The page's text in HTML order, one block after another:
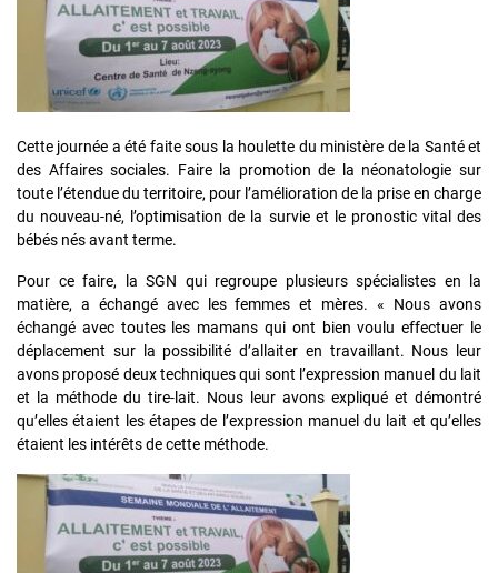
Cette journée a été faite sous la houlette du ministère de la Santé et
des Affaires sociales. Faire la promotion de la néonatologie sur
toute l’étendue du territoire, pour l’amélioration de la prise en charge
du nouveau-né, l’optimisation de la survie et le pronostic vital des
bébés nés avant terme.
Pour ce faire, la SGN qui regroupe plusieurs spécialistes en la
matière, a échangé avec les femmes et mères. « Nous avons
échangé avec toutes les mamans qui ont bien voulu effectuer le
déplacement sur la possibilité d’allaiter en travaillant. Nous leur
avons proposé deux techniques qui sont l’expression manuel du lait
et la méthode du tire-lait. Nous leur avons expliqué et démontré
qu’elles étaient les étapes de l’expression manuel du lait et qu’elles
étaient les intérêts de cette méthode.